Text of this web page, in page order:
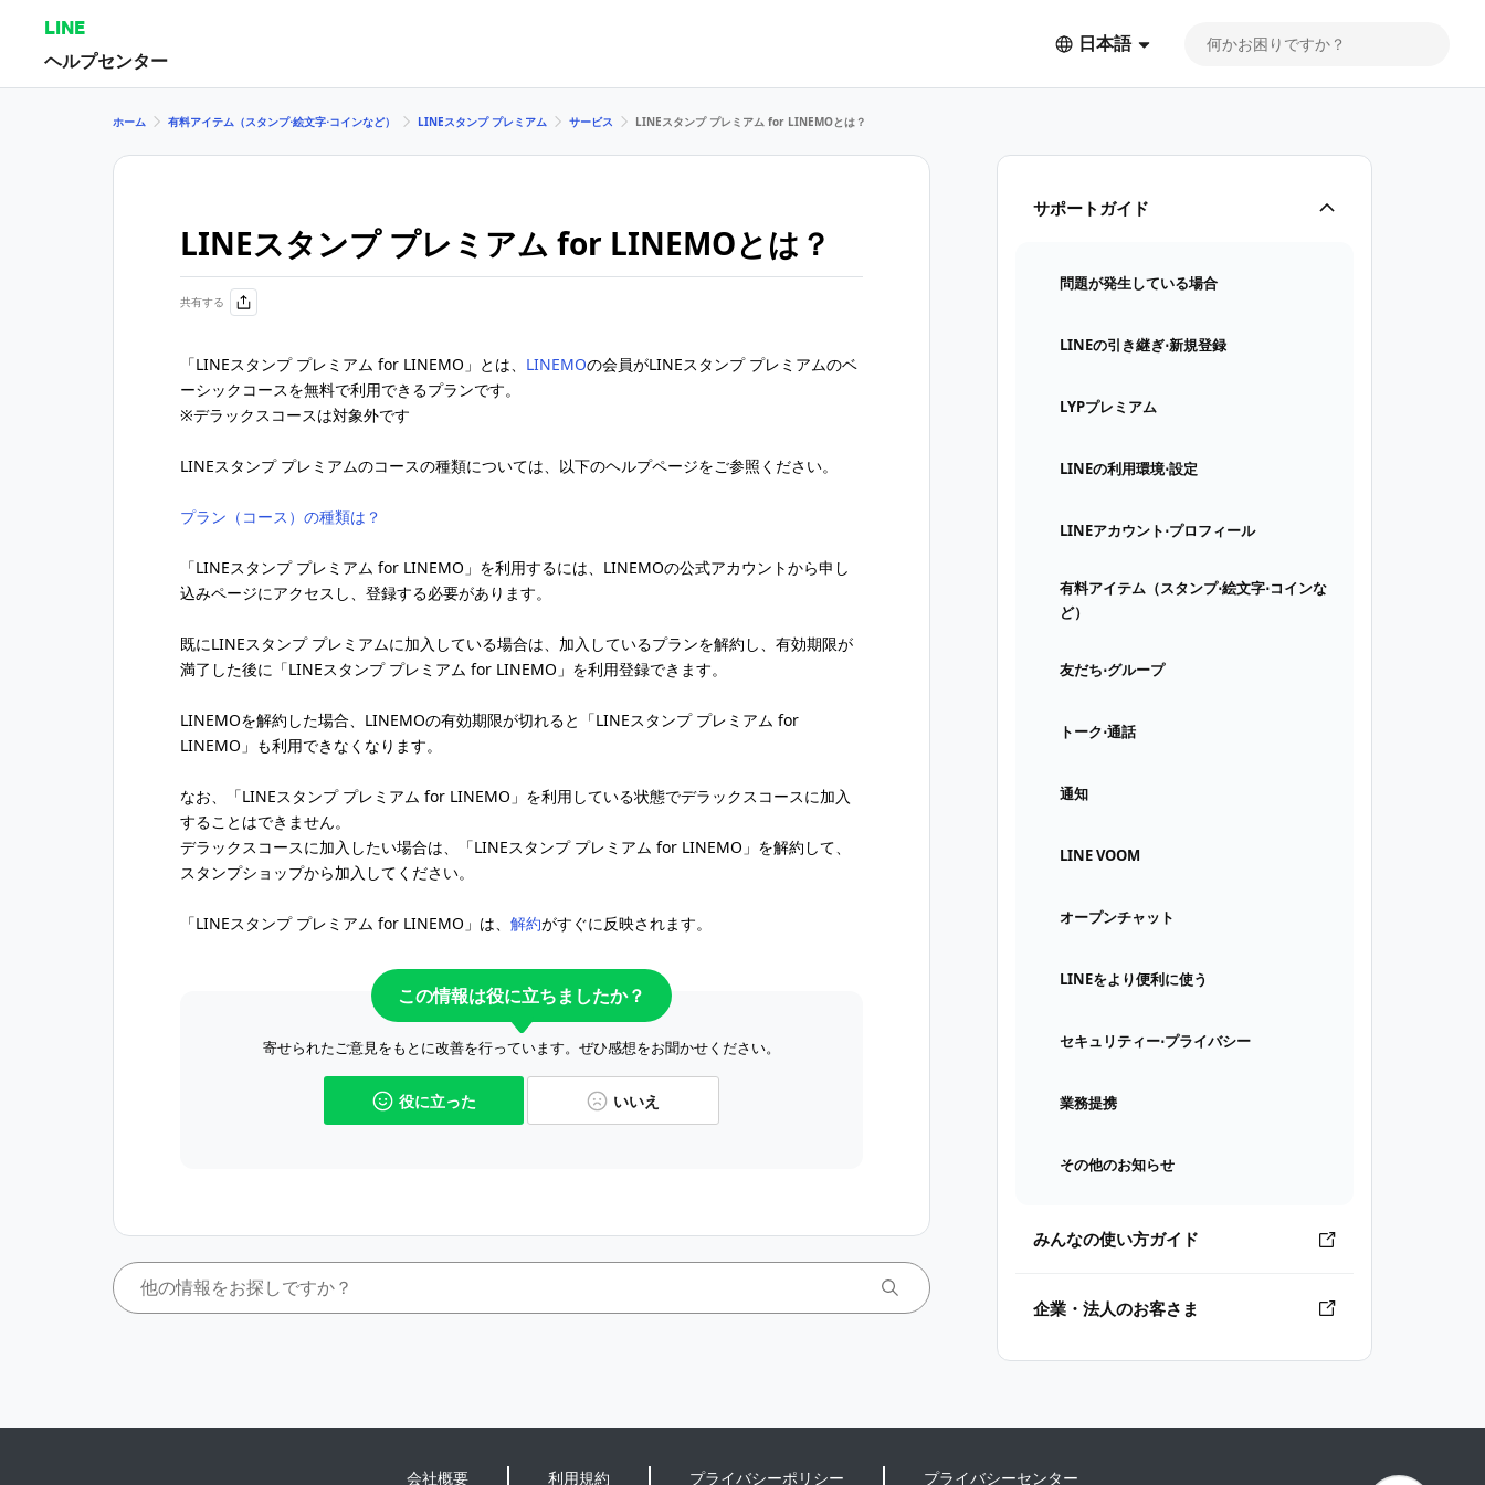
LINE
ヘルプセンター
日本語
サポートガイド
問題が発生している場合
LINEの引き継ぎ⋅新規登録
LYPプレミアム
LINEの利用環境⋅設定
LINEアカウント⋅プロフィール
有料アイテム（スタンプ⋅絵文字⋅コインな
ど）
友だち⋅グループ
トーク⋅通話
通知
LINE VOOM
オープンチャット
LINEをより便利に使う
セキュリティー⋅プライバシー
業務提携
その他のお知らせ
みんなの使い方ガイド
企業・法人のお客さま
ホーム 有料アイテム（スタンプ⋅絵文字⋅コインなど） LINEスタンプ プレミアム サービス LINEスタンプ プレミアム for LINEMOとは？
LINEスタンプ プレミアム for LINEMOとは？
共有する
「LINEスタンプ プレミアム for LINEMO」とは、 LINEMOの会員がLINEスタンプ プレミアムのベ
ーシックコースを無料で利用できるプランです。
※デラックスコースは対象外です
LINEスタンプ プレミアムのコースの種類については、以下のヘルプページをご参照ください。
プラン（コース）の種類は？
「LINEスタンプ プレミアム for LINEMO」を利用するには、LINEMOの公式アカウントから申し
込みページにアクセスし、登録する必要があります。
既にLINEスタンプ プレミアムに加入している場合は、加入しているプランを解約し、有効期限が
満了した後に「LINEスタンプ プレミアム for LINEMO」を利用登録できます。
LINEMOを解約した場合、LINEMOの有効期限が切れると「LINEスタンプ プレミアム for
LINEMO」も利用できなくなります。
なお、「LINEスタンプ プレミアム for LINEMO」を利用している状態でデラックスコースに加入
することはできません。
デラックスコースに加入したい場合は、「LINEスタンプ プレミアム for LINEMO」を解約して、
スタンプショップから加入してください。
「LINEスタンプ プレミアム for LINEMO」は、 解約がすぐに反映されます。
この情報は役に立ちましたか？
寄せられたご意見をもとに改善を行っています。ぜひ感想をお聞かせください。
役に立った いいえ
会社概要 利用規約 プライバシーポリシー プライバシーセンター